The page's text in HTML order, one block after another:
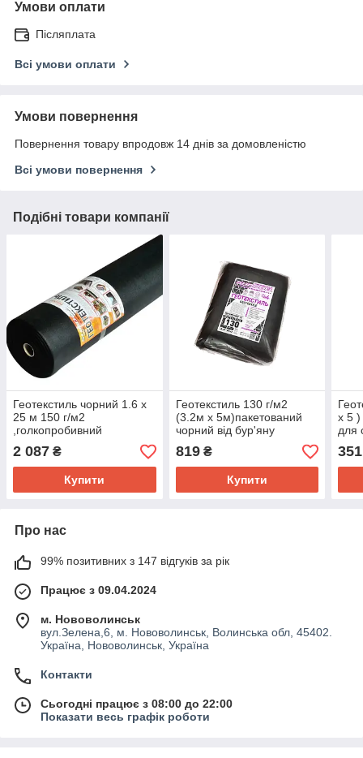
Умови оплати
Післяплата
Всі умови оплати
Умови повернення
Повернення товару впродовж 14 днів за домовленістю
Всі умови повернення
Подібні товари компанії
Геотекстиль чорний 1.6 х
25 м 150 г/м2
,голкопробивний
геотекстиль
2 087 ₴
Купити
Геотекстиль 130 г/м2
(3.2м х 5м)пакетований
чорний від бур'яну
819₴
Купити
х 5 )
для
351
Про нас
99% позитивних з 147 відгуків за рік
Працює з 09.04.2024
м. Нововолинськ
вул.Зелена,6, м. Нововолинськ, Волинська обл, 45402.
Україна, Нововолинськ, Україна
Контакти
Сьогодні працює з 08:00 до 22:00
Показати весь графік роботи